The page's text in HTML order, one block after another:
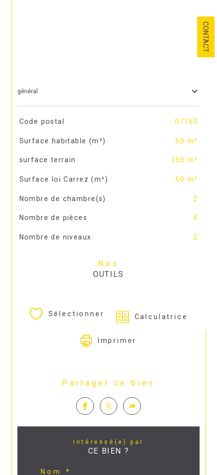
CONTACT
général
TRAD_SIROCCO_Caracteristique
Code postal 07160
Surface habitable (m²) 60 m²
surface terrain 150 m²
Surface loi Carrez (m²) 60 m²
Nombre de chambre(s) 2
Nombre de pièces 4
Nombre de niveaux 2
Nos
OUTILS
Sélectionner Calculatrice
Imprimer
Partager ce bien
Intéressé(e) par
CE BIEN ?
Nom *